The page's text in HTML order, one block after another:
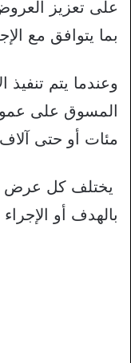
بما يتوافق مع
وعندما يتم
المسوق على
مئات أو حتى
بالهدف أو